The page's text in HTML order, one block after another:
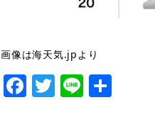
画像は海天気.jpより
Facebook
Twitter
Line